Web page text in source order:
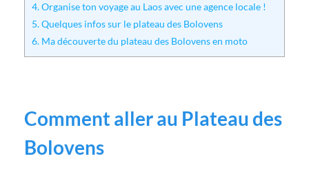
4.Organise ton voyage au Laos avec une agence locale !
5.Quelques infos sur le plateau des Bolovens
6. Ma découverte du plateau des Bolovens en moto
Comment aller au Plateau des
Bolovens